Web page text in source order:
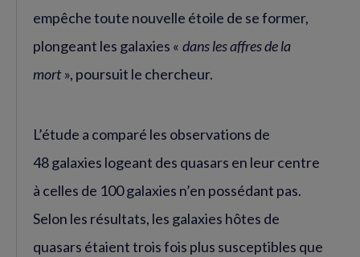
empêche toute nouvelle étoile de se former,
plongeant les galaxies « dans les affres de la
mort », poursuit le chercheur.
L’étude a comparé les observations de
48 galaxies logeant des quasars en leur centre
à celles de 100 galaxies n’en possédant pas.
Selon les résultats, les galaxies hôtes de
quasars étaient trois fois plus susceptibles que